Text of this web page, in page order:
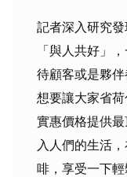
記者深入研究
「與人共好」
待顧客或是夥
想要讓大家省
實惠價格提供
入人們的生活
啡，享受一下